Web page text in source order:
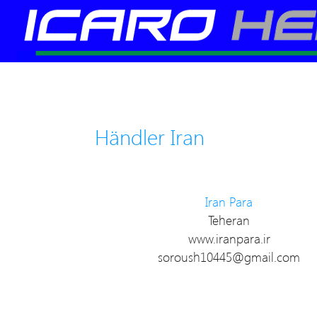
Händler Iran
Iran Para
Teheran
www.iranpara.ir
soroush10445@gmail.com